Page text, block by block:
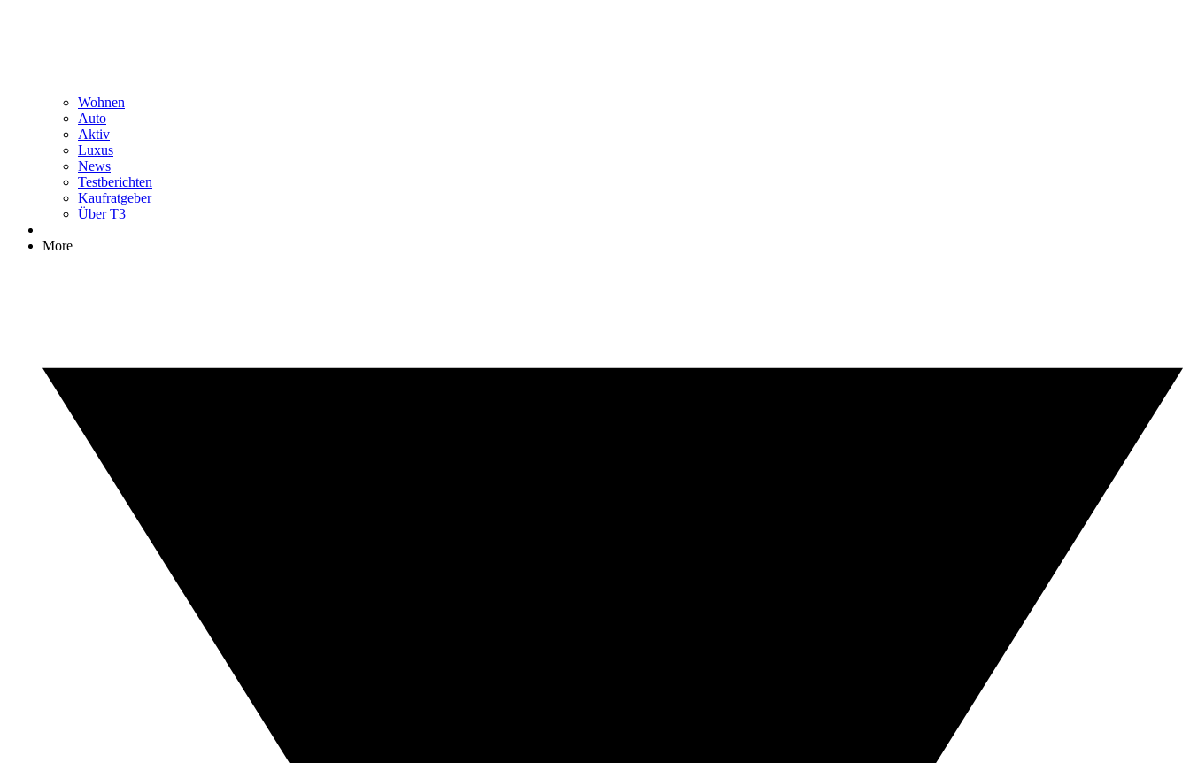
Wohnen
Auto
Aktiv
Luxus
News
Testberichten
Kaufratgeber
Über T3
More